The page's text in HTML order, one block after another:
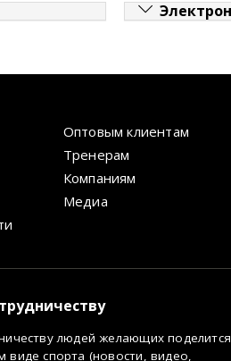
Оптовым клиентам
Тренерам
Компаниям
Медиа
людей желающих поделится
спорта (новости, видео,